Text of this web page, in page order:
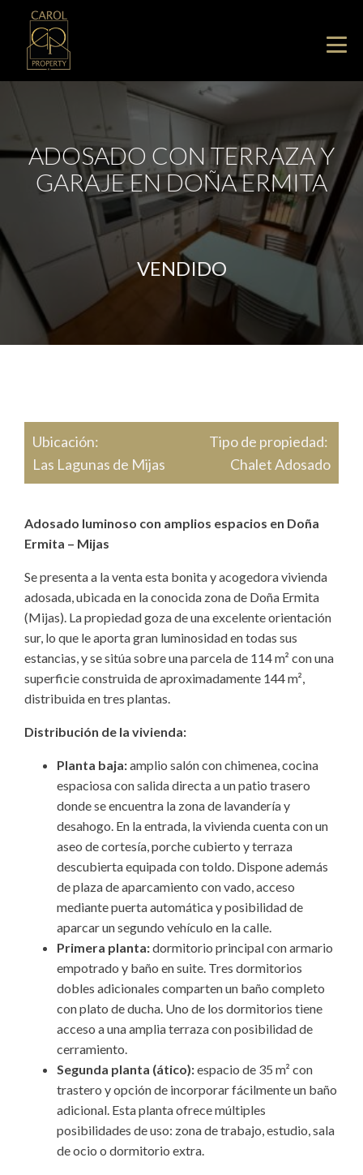
ADOSADO CON TERRAZA Y
GARAJE EN DOÑA ERMITA
VENDIDO
Ubicación:
Las Lagunas de Mijas
Tipo de propiedad:
Chalet Adosado
Adosado luminoso con amplios espacios en Doña
Ermita – Mijas
Se presenta a la venta esta bonita y acogedora vivienda
adosada, ubicada en la conocida zona de Doña Ermita
(Mijas). La propiedad goza de una excelente orientación
sur, lo que le aporta gran luminosidad en todas sus
estancias, y se sitúa sobre una parcela de 114 m² con una
superficie construida de aproximadamente 144 m²,
distribuida en tres plantas.
Distribución de la vivienda:
Planta baja:amplio salón con chimenea, cocina
espaciosa con salida directa a un patio trasero
donde se encuentra la zona de lavandería y
desahogo. En la entrada, la vivienda cuenta con un
aseo de cortesía, porche cubierto y terraza
descubierta equipada con toldo. Dispone además
de plaza de aparcamiento con vado, acceso
mediante puerta automática y posibilidad de
aparcar un segundo vehículo en la calle.
Primera planta:dormitorio principal con armario
empotrado y baño en suite. Tres dormitorios
dobles adicionales comparten un baño completo
con plato de ducha. Uno de los dormitorios tiene
acceso a una amplia terraza con posibilidad de
cerramiento.
Segunda planta (ático):espacio de 35 m² con
trastero y opción de incorporar fácilmente un baño
adicional. Esta planta ofrece múltiples
posibilidades de uso: zona de trabajo, estudio, sala
de ocio o dormitorio extra.